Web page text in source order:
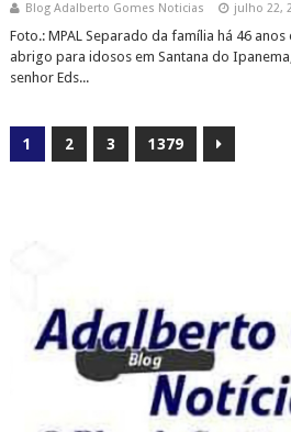
Blog Adalberto Gomes Noticias julho 22,
Foto.: MPAL Separado da família há 46
abrigo para idosos em Santana do
senhor Eds...
1 2 3 1379